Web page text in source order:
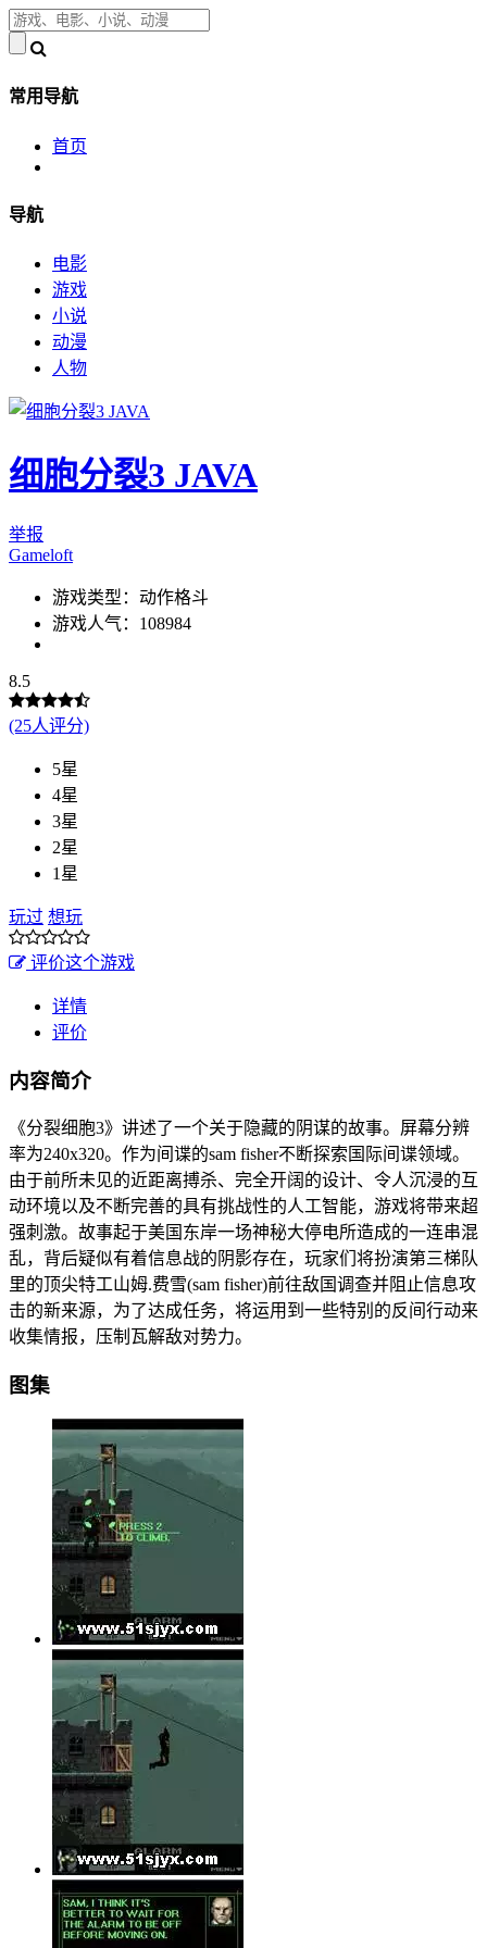
常用导航
首页
导航
电影
游戏
小说
动漫
人物
细胞分裂3 JAVA
举报
Gameloft
游戏类型：动作格斗
游戏人气：108984
8.5
(25人评分)
5星
4星
3星
2星
1星
玩过 想玩
评价这个游戏
详情
评价
内容简介
《分裂细胞3》讲述了一个关于隐藏的阴谋的故事。屏幕分辨
率为240x320。作为间谍的sam fisher不断探索国际间谍领域。
由于前所未见的近距离搏杀、完全开阔的设计、令人沉浸的互
动环境以及不断完善的具有挑战性的人工智能，游戏将带来超
强刺激。故事起于美国东岸一场神秘大停电所造成的一连串混
乱，背后疑似有着信息战的阴影存在，玩家们将扮演第三梯队
里的顶尖特工山姆.费雪(sam fisher)前往敌国调查并阻止信息攻
击的新来源，为了达成任务，将运用到一些特别的反间行动来
收集情报，压制瓦解敌对势力。
图集